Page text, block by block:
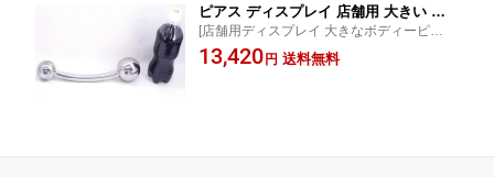
ピアス ディスプレイ 店舗用 大きい カ
ーブバーベル へそピアス 臍ピアス ヘソ
ピアス 業務用 ビッグ ラージ おもしろ
[店舗用ディスプレイ 大きなボディーピアス
面白い]
13,420 円 送料無料